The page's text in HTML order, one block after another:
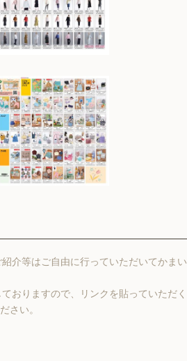
介等はご自由に行っていただいてかまい
おりますので、リンクを貼っていただく
さい。